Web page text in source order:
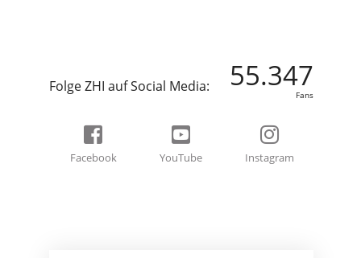
Folge ZHI auf Social Media: 55.347
Fans
Facebook YouTube Instagram